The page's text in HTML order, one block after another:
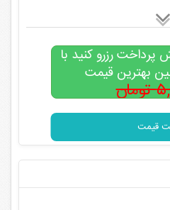
رزرو کنید با
بهترین قیمت
تومان
قیمت